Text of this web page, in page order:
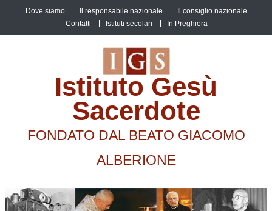
content
Dove siamo Il responsabile nazionale
Il consiglio nazionale
Contatti
Istituti secolari In Preghiera
Istituto Gesù
Sacerdote
FONDATO DAL BEATO GIACOMO
ALBERIONE